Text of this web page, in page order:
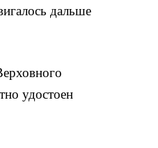
дальше
удостоен